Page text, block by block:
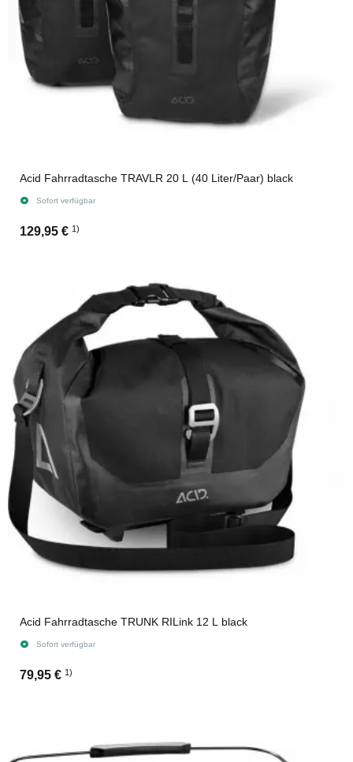
Acid Fahrradtasche TRAVLR 20 L (40 Liter/Paar) black
Sofort verfügbar
129,95 € 1)
Acid Fahrradtasche TRUNK RILink 12 L black
Sofort verfügbar
79,95 € 1)